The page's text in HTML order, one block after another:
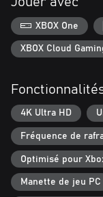
XBOX One
XBOX Cloud
4K Ultra HD
Fréquence de
Optimisé pour
Manette de jeu PC